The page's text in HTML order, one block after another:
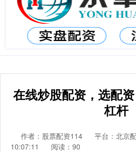
在线炒股配资，选配
杠杆
作者：股票配资114 平台：北京
10:07:11
阅读：90